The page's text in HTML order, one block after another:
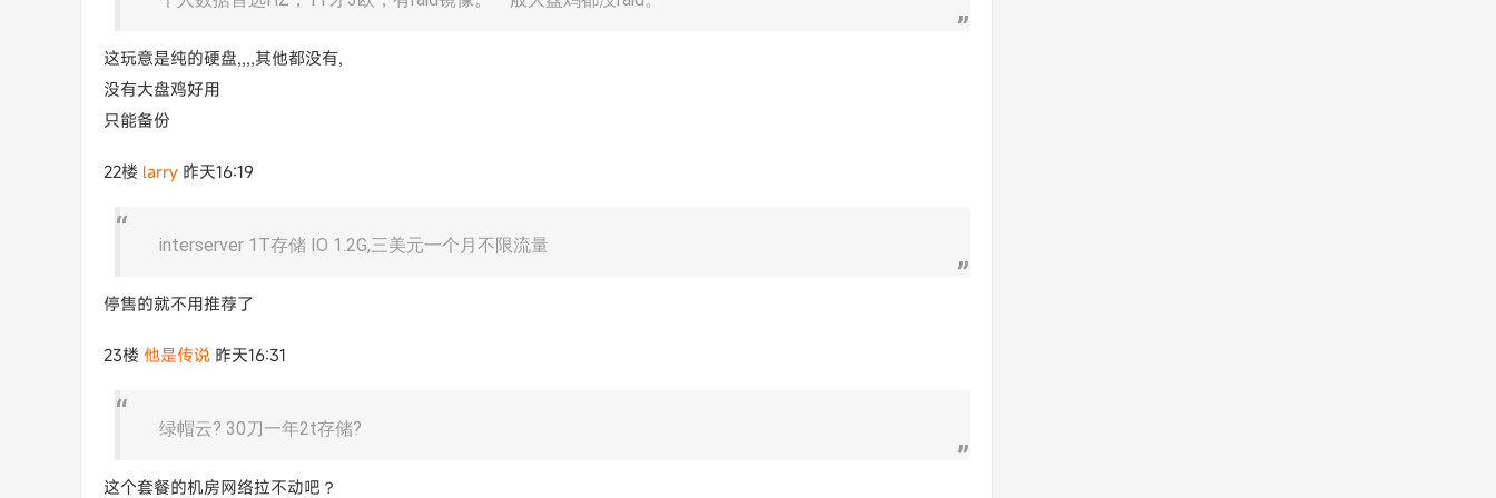
这玩意是纯的硬盘,,,,其他都没有,
没有大盘鸡好用
只能备份
22楼 larry 昨天16:19
interserver 1T存储 IO 1.2G,三美元一个月不限流量
停售的就不用推荐了
23楼 他是传说 昨天16:31
绿帽云? 30刀一年2t存储?
这个套餐的机房网络拉不动吧？